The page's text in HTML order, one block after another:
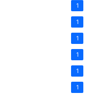
1
1
1
1
1
1